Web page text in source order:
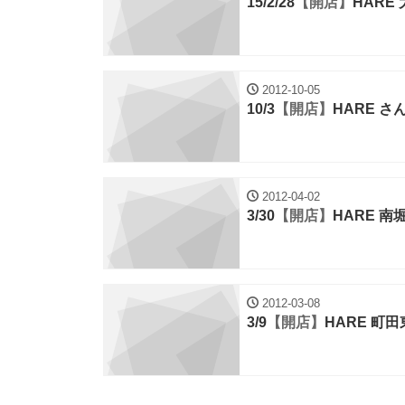
2012-10-05
10/3 【開店】 HARE さ
2012-04-02
3/30 【開店】 HARE 南
2012-03-08
3/9 【開店】 HARE 町田